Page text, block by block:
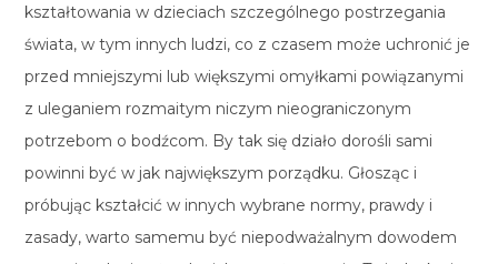
kształtowania w dzieciach szczególnego postrzegania
świata, w tym innych ludzi, co z czasem może uchronić je
przed mniejszymi lub większymi omyłkami powiązanymi
z uleganiem rozmaitym niczym nieograniczonym
potrzebom o bodźcom. By tak się działo dorośli sami
powinni być w jak największym porządku. Głosząc i
próbując kształcić w innych wybrane normy, prawdy i
zasady, warto samemu być niepodważalnym dowodem